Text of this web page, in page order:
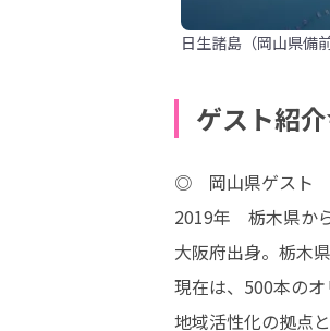
日生諸島（岡山県備前
ゲスト紹
◎　岡山県ゲスト
2019年 栃⽊県か
⼤阪府出⾝。栃⽊
現在は、500本の
地域活性化の拠点